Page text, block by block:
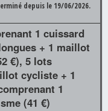
depuis le 19/06/2026.
1 cuissard
+ 1 maillot
€), 5 lots
cycliste + 1
1
(41 €)